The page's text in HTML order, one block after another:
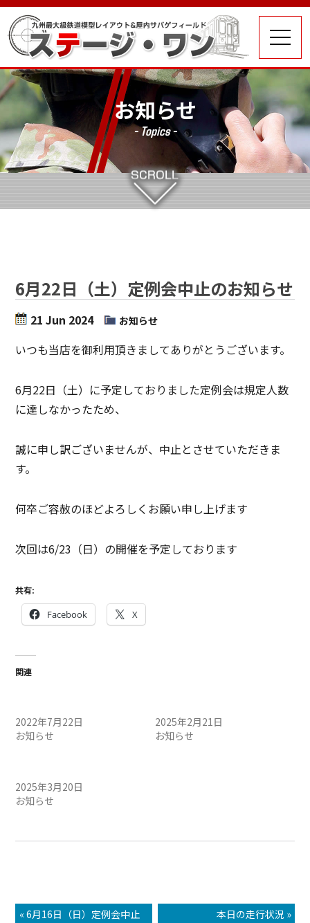
お知らせ
- Topics -
6月22日（土）定例会中止のお知らせ
21 Jun 2024 お知らせ
いつも当店を御利用頂きましてありがとうございます。
6月22日（土）に予定しておりました定例会は規定人数
に達しなかったため、
誠に申し訳ございませんが、中止とさせていただきま
す。
何卒ご容赦のほどよろしくお願い申し上げます
次回は6/23（日）の開催を予定しております
共有:
Facebook X
関連
2022年7月22日
お知らせ
2025年2月21日
お知らせ
2025年3月20日
お知らせ
« 6月16日（日）定例会中止
本日の走行状況 »